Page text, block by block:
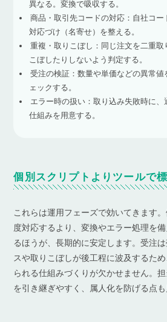
異なる。変換で吸収する。
商品・取引先コードの対応：自社コー
対応づけ（名寄せ）を整える。
重複・取りこぼし：同じ注文を二重取
こぼしたりしないよう判定する。
受注の検証：数量や単価などの異常値
ェックする。
エラー時の扱い：取り込み失敗時に、
仕組みを用意する。
個別スクリプトよりツールで
これらは運用フェーズで効いてきます
度対応するより、変換やエラー処理を
るほうが、長期的に安定します。受注
スや取りこぼしが後工程に波及するた
られる仕組みづくりが欠かせません。
を引き継ぎやすく、属人化を防げる点も